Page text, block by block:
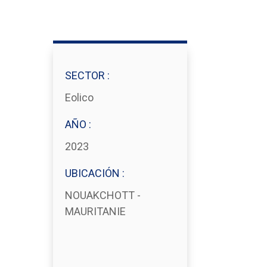
SECTOR :
Eolico
AÑO :
2023
UBICACIÓN :
NOUAKCHOTT -
MAURITANIE